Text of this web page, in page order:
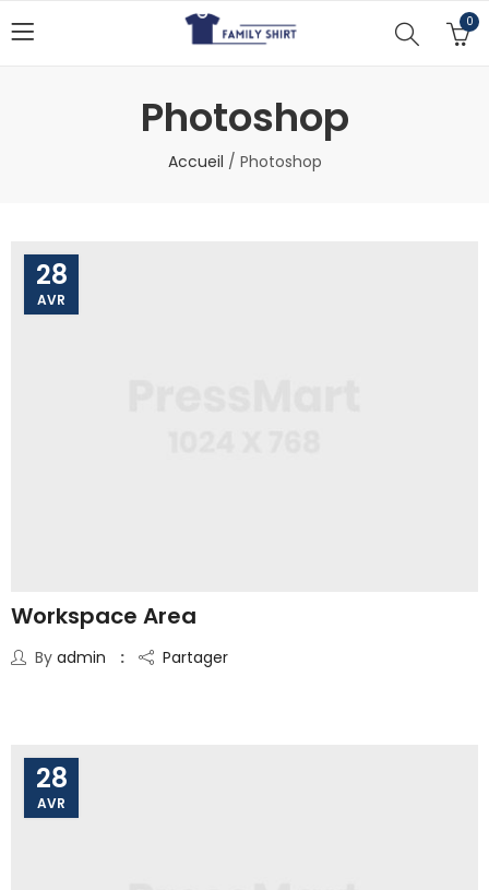
0
Photoshop
Accueil / Photoshop
28
AVR
Workspace Area
By admin Partager
28
AVR